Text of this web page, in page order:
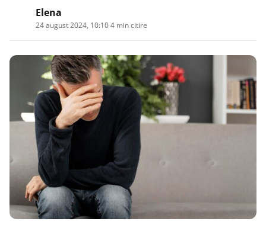
Elena
24 august 2024, 10:104 min citire